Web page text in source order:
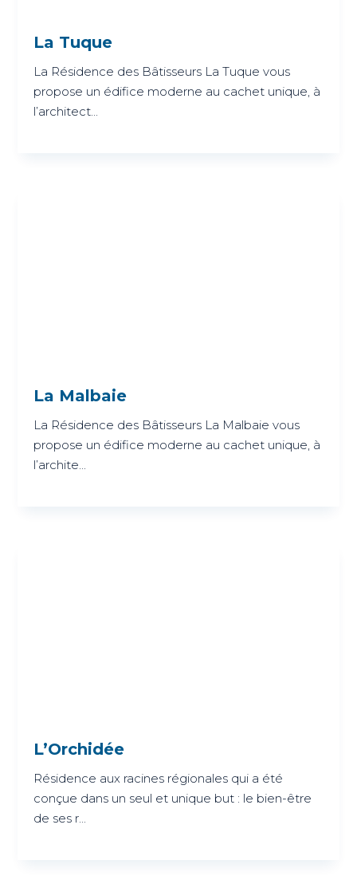
La Tuque
La Résidence des Bâtisseurs La Tuque vous
propose un édifice moderne au cachet unique, à
l’architect...
La Malbaie
La Résidence des Bâtisseurs La Malbaie vous
propose un édifice moderne au cachet unique, à
l’archite...
L’Orchidée
Résidence aux racines régionales qui a été
conçue dans un seul et unique but : le bien-être
de ses r...